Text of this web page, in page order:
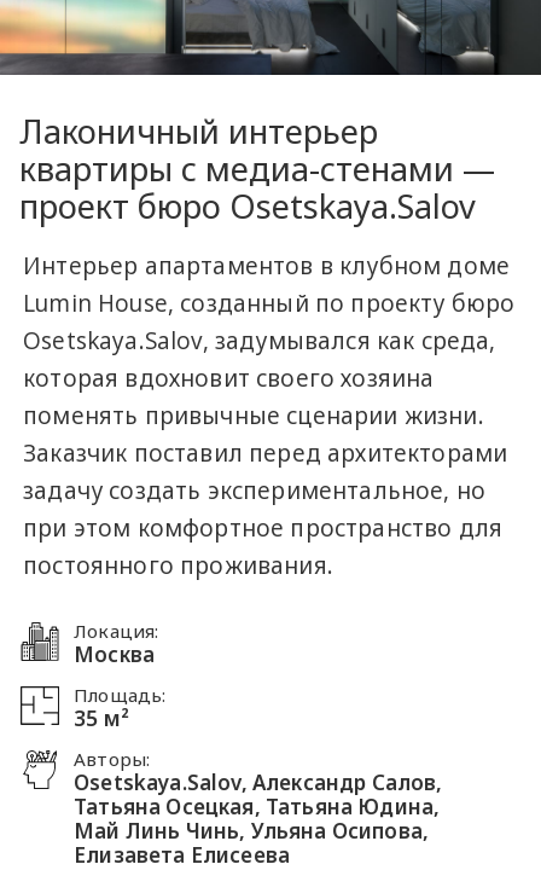
Лаконичный интерьер
квартиры с медиа-стенами —
проект бюро Osetskaya.Salov
Интерьер апартаментов в клубном доме
Lumin House, созданный по проекту бюро
Osetskaya.Salov, задумывался как среда,
которая вдохновит своего хозяина
поменять привычные сценарии жизни.
Заказчик поставил перед архитекторами
задачу создать экспериментальное, но
при этом комфортное пространство для
постоянного проживания.
Локация:
Москва
Площадь:
35 м²
Авторы:
Osetskaya.Salov, Александр Салов,
Татьяна Осецкая, Татьяна Юдина,
Май Линь Чинь, Ульяна Осипова,
Елизавета Елисеева